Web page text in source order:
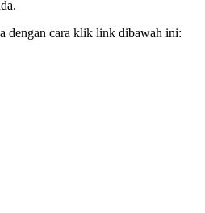
dengan cara klik link dibawah ini: